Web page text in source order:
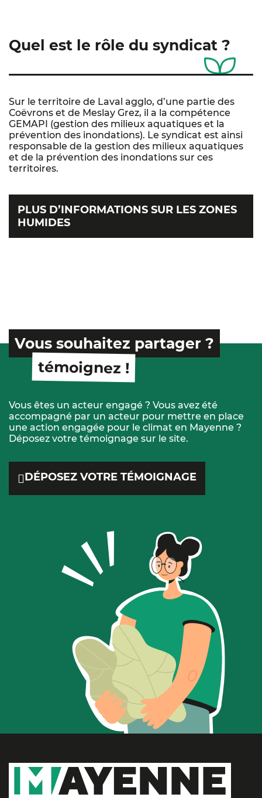
Quel est le rôle du syndicat ?
Sur le territoire de Laval agglo, d’une partie des
Coëvrons et de Meslay Grez, il a la compétence
GEMAPI (gestion des milieux aquatiques et la
prévention des inondations). Le syndicat est ainsi
responsable de la gestion des milieux aquatiques
et de la prévention des inondations sur ces
territoires.
PLUS D’INFORMATIONS SUR LES ZONES
HUMIDES
Vous souhaitez partager ?
témoignez !
Vous êtes un acteur engagé ? Vous avez été
accompagné par un acteur pour mettre en place
une action engagée pour le climat en Mayenne ?
Déposez votre témoignage sur le site.
DÉPOSEZ VOTRE TÉMOIGNAGE